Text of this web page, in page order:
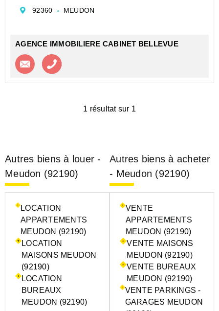
Disponible le 28/06/2026.
92360 MEUDON
AGENCE IMMOBILIERE CABINET BELLEVUE
Contacter l'agence
1 résultat sur 1
Autres biens à louer -
Meudon (92190)
LOCATION
APPARTEMENTS
MEUDON (92190)
LOCATION
MAISONS MEUDON
(92190)
LOCATION
BUREAUX
MEUDON (92190)
Autres biens à acheter
- Meudon (92190)
VENTE
APPARTEMENTS
MEUDON (92190)
VENTE MAISONS
MEUDON (92190)
VENTE BUREAUX
MEUDON (92190)
VENTE PARKINGS -
GARAGES MEUDON